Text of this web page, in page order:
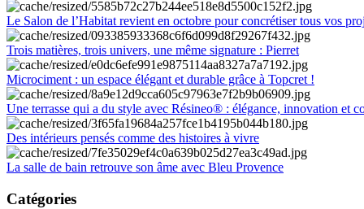
Le Salon de l’Habitat revient en octobre pour concrétiser tous vos
Trois matières, trois univers, une même signature : Pierret
Microciment : un espace élégant et durable grâce à Topcret !
Une terrasse qui a du style avec Résineo® : élégance, innovation et
Des intérieurs pensés comme des histoires à vivre
La salle de bain retrouve son âme avec Bleu Provence
Catégories